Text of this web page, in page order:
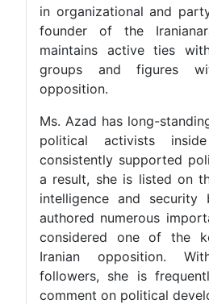
in organizational and
founder of the
maintains active
groups and
opposition.
Ms. Azad has long-
political activists
consistently
a result, she is listed
intelligence and
authored numerous
considered one of
Iranian
followers, she is
comment on political